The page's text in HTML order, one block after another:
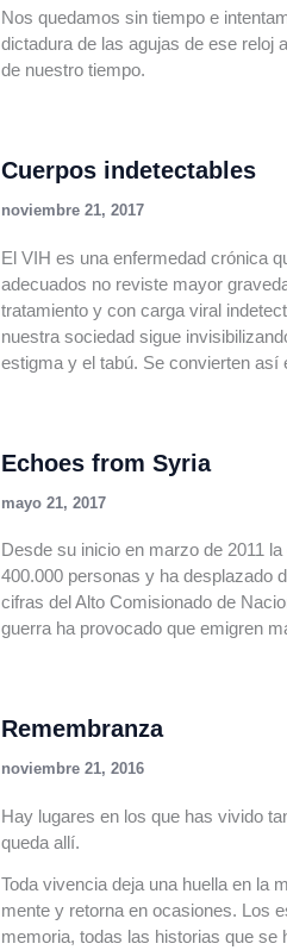
Nos quedamos sin tiempo e
dictadura de las agujas de ese reloj
de nuestro tiempo.
Cuerpos indetectables
noviembre 21, 2017
El VIH es una enfermedad crónica
adecuados no reviste mayor
tratamiento y con carga viral
nuestra sociedad sigue
estigma y el tabú. Se convierten
Echoes from Syria
mayo 21, 2017
Desde su inicio en marzo de 2011
400.000 personas y ha desplazado
cifras del Alto Comisionado de
guerra ha provocado que emigren
Remembranza
noviembre 21, 2016
Hay lugares en los que has vivido
queda allí.
Toda vivencia deja una huella en la
mente y retorna en ocasiones. Los
memoria, todas las historias que se